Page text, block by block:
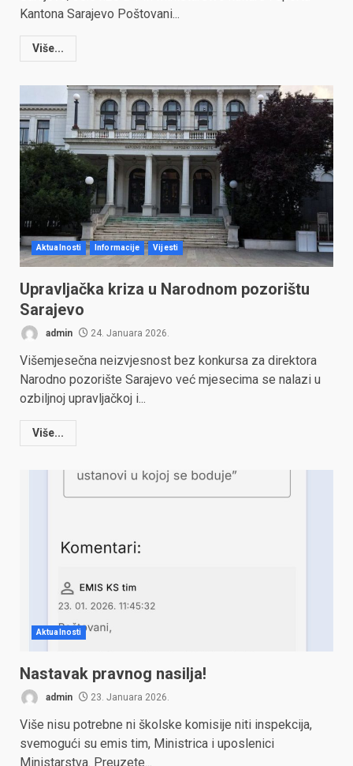
Kantona Sarajevo Poštovani...
Više...
Aktualnosti Informacije Vijesti
Upravljačka kriza u Narodnom pozorištu
Sarajevo
admin 24. Januara 2026.
Višemjesečna neizvjesnost bez konkursa za direktora
Narodno pozorište Sarajevo već mjesecima se nalazi u
ozbiljnoj upravljačkoj i...
Više...
Aktualnosti
Nastavak pravnog nasilja!
admin 23. Januara 2026.
Više nisu potrebne ni školske komisije niti inspekcija,
svemogući su emis tim, Ministrica i uposlenici
Ministarstva. Preuzete...